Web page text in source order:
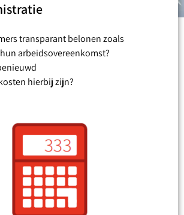
transparant belonen zoals
arbeidsovereenkomst?
hierbij zijn?